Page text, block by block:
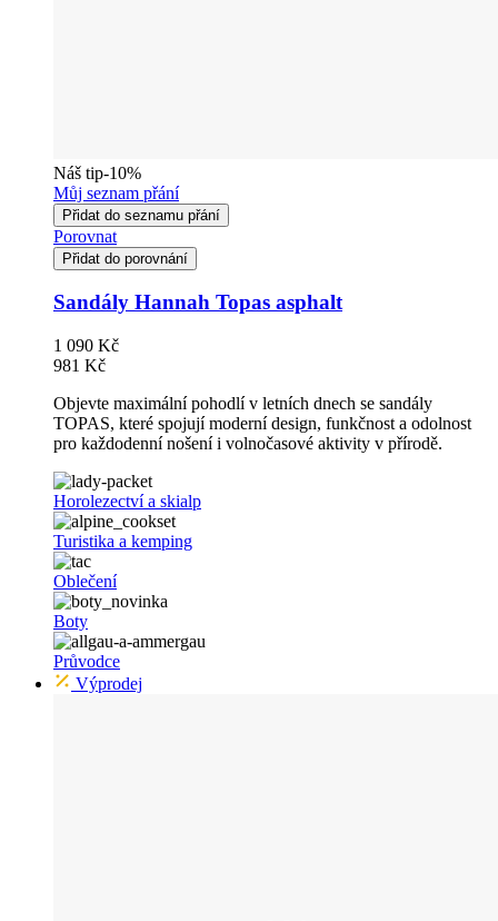
Náš tip-10%
Můj seznam přání
Přidat do seznamu přání
Porovnat
Přidat do porovnání
Sandály Hannah Topas asphalt
1 090 Kč
981 Kč
Objevte maximální pohodlí v letních dnech se sandály
TOPAS, které spojují moderní design, funkčnost a odolnost
pro každodenní nošení i volnočasové aktivity v přírodě.
Horolezectví a skialp
Turistika a kemping
Oblečení
Boty
Průvodce
Výprodej